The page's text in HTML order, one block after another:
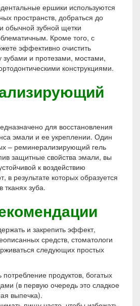
ершики используются
пространств, добраться до
обычной зубной щетки
Кроме того, с
эффективно очистить
зубами и протезами, мостами,
конструкциями.
для восстановления
эмали и ее укреплении. Один
– реминерализирующий гель
защитные свойства эмали, вы
к воздействию
в результате которых образуется
тканях зуба.
и закрепить эффект,
средств, стоматологи
следующих простых
потребление продуктов, богатых
(в первую очередь это сладкое
выпечка).